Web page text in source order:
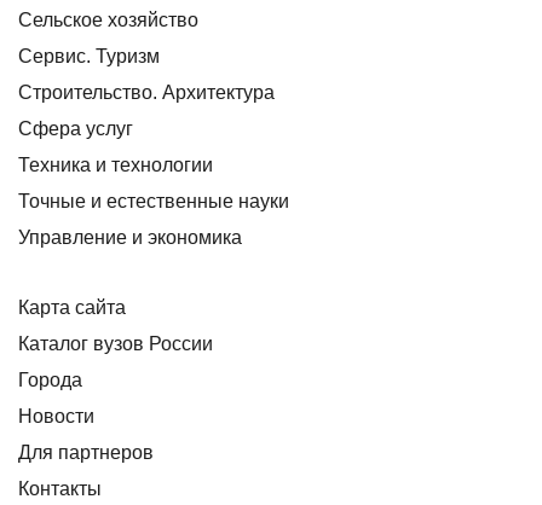
Сельское хозяйство
Сервис. Туризм
Строительство. Архитектура
Сфера услуг
Техника и технологии
Точные и естественные науки
Управление и экономика
Карта сайта
Каталог вузов России
Города
Новости
Для партнеров
Контакты